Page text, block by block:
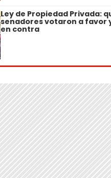
Ley de Propiedad Privada:
senadores votaron a favor
en contra